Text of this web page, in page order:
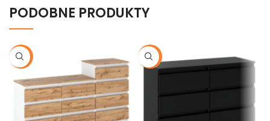
PODOBNE PRODUKTY
-19% -21%